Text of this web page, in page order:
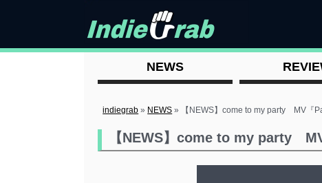
NEWS
indiegrab » NEWS » 【NEWS】come to my party MV『
【NEWS】come to my party